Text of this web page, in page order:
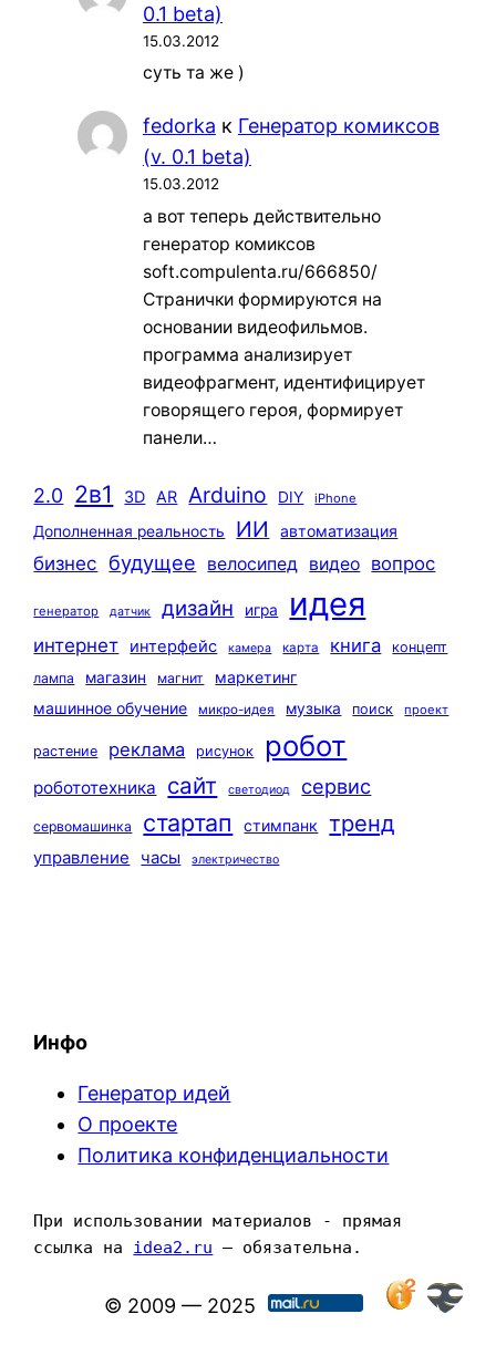
0.1 beta)
15.03.2012
суть та же )
fedorka к Генератор комиксов
(v. 0.1 beta)
15.03.2012
а вот теперь действительно
генератор комиксов
soft.compulenta.ru/666850/
Странички формируются на
основании видеофильмов.
программа анализирует
видеофрагмент, идентифицирует
говорящего героя, формирует
панели…
2.0 2в1 3D AR Arduino DIY iPhone
Дополненная реальность ИИ автоматизация
бизнес будущее велосипед видео вопрос
генератор датчик дизайн игра идея
интернет интерфейс камера карта книга
концепт
лампа
магазин магнит
маркетинг
машинное обучение
микро-идея музыка поиск проект
растение реклама рисунок робот
робототехника сайт светодиод сервис
сервомашинка стартап стимпанк тренд
управление часы электричество
Инфо
Генератор идей
О проекте
Политика конфиденциальности
При использовании материалов - прямая
ссылка на idea2.ru — обязательна.
© 2009 — 2025